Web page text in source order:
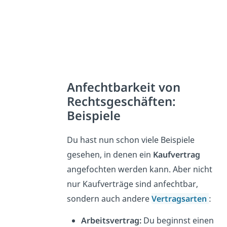
Anfechtbarkeit von
Rechtsgeschäften:
Beispiele
Du hast nun schon viele Beispiele
gesehen, in denen ein Kaufvertrag
angefochten werden kann. Aber nicht
nur Kaufverträge sind anfechtbar,
sondern auch andereVertragsarten :
Arbeitsvertrag: Du beginnst einen